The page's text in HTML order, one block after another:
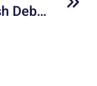
Billie Eilish Debuta Como Actriz En La Serie De Prime Video ‘Swarm’